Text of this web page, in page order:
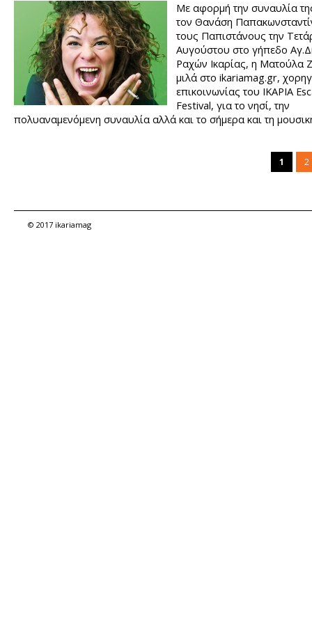
Με αφορμή την συναυλία
τον Θανάση
τους Παπιστάνους την
Αυγούστου στο γήπεδο
Ραχών Ικαρίας, η Ματούλα
μιλά στο ikariamag.gr,
επικοινωνίας του ΙΚΑΡΙΑ
Festival, για το νησί, την
πολυαναμενόμενη συναυλία αλλά και το σήμερα και τη
1 2
© 2017 ikariamag